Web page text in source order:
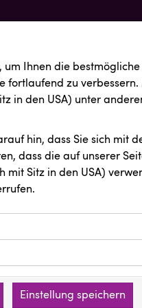
Ihnen die
fortlaufend zu
in den USA) unter
hin, dass Sie sich mit
dass die auf unserer
Sitz in den USA)
Funktionen und
Cookies speichern keine
Website nutzen.
Einstellung speichern